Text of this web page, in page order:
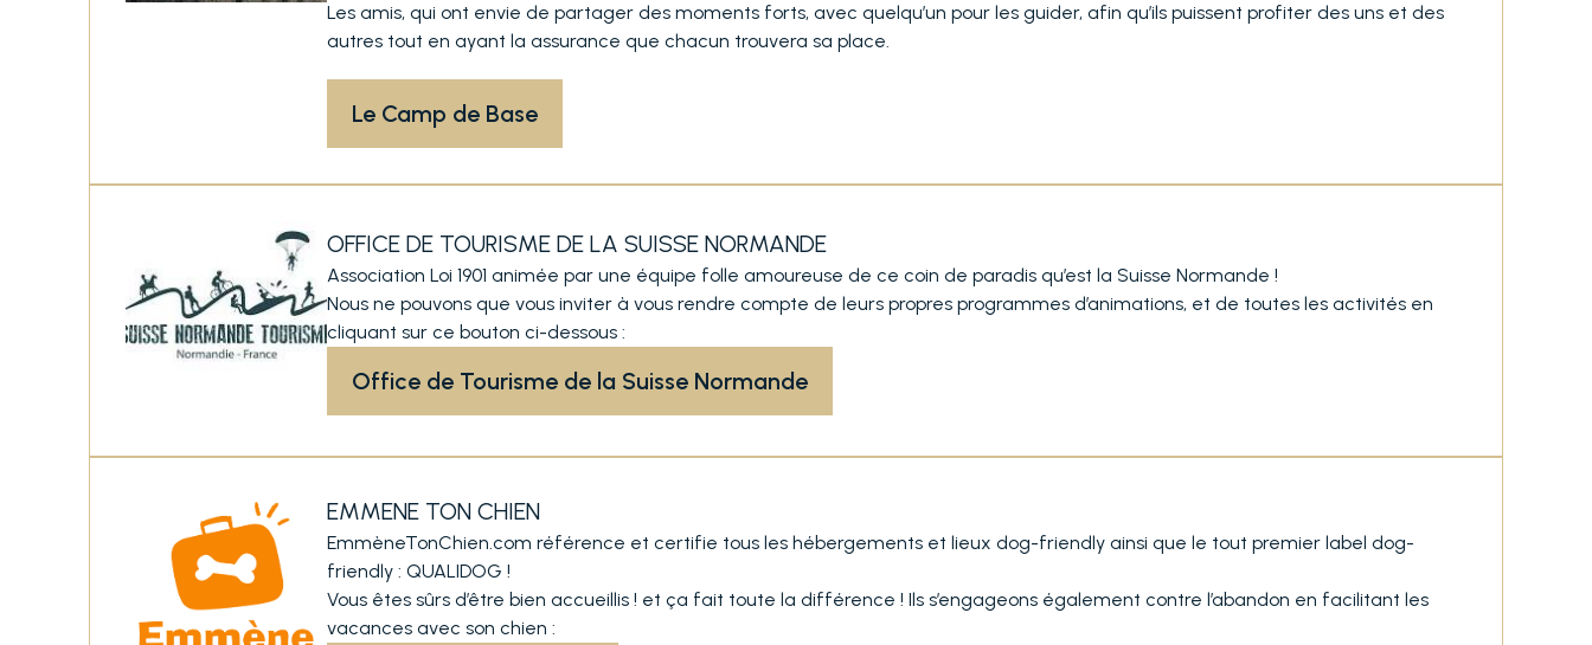
Les amis, qui ont envie de partager des moments forts, avec quelqu’un pour les guider, afin qu’ils puissent profiter des uns et des
autres tout en ayant la assurance que chacun trouvera sa place.
Le Camp de Base
OFFICE DE TOURISME DE LA SUISSE NORMANDE
Association Loi 1901 animée par une équipe folle amoureuse de ce coin de paradis qu’est la Suisse Normande !
Nous ne pouvons que vous inviter à vous rendre compte de leurs propres programmes d’animations, et de toutes les activités en
cliquant sur ce bouton ci-dessous :
Office de Tourisme de la Suisse Normande
EMMENE TON CHIEN
EmmèneTonChien.com référence et certifie tous les hébergements et lieux dog-friendly ainsi que le tout premier label dog-
friendly : QUALIDOG !
Vous êtes sûrs d’être bien accueillis ! et ça fait toute la différence ! Ils s’engageons également contre l’abandon en facilitant les
vacances avec son chien :